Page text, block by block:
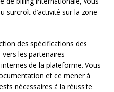
surcroît d’activité sur la zone
des spécifications des
les partenaires
de la plateforme. Vous
et de mener à
nécessaires à la réussite